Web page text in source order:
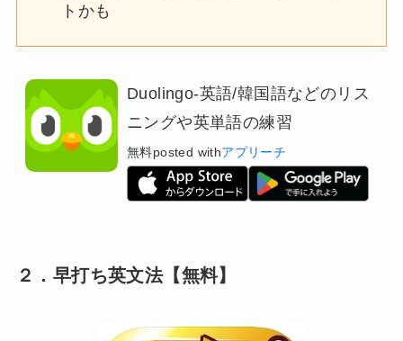
トかも
Duolingo-英語/韓国語などのリス
ニングや英単語の練習
無料posted withアプリーチ
２．早打ち英文法【無料】